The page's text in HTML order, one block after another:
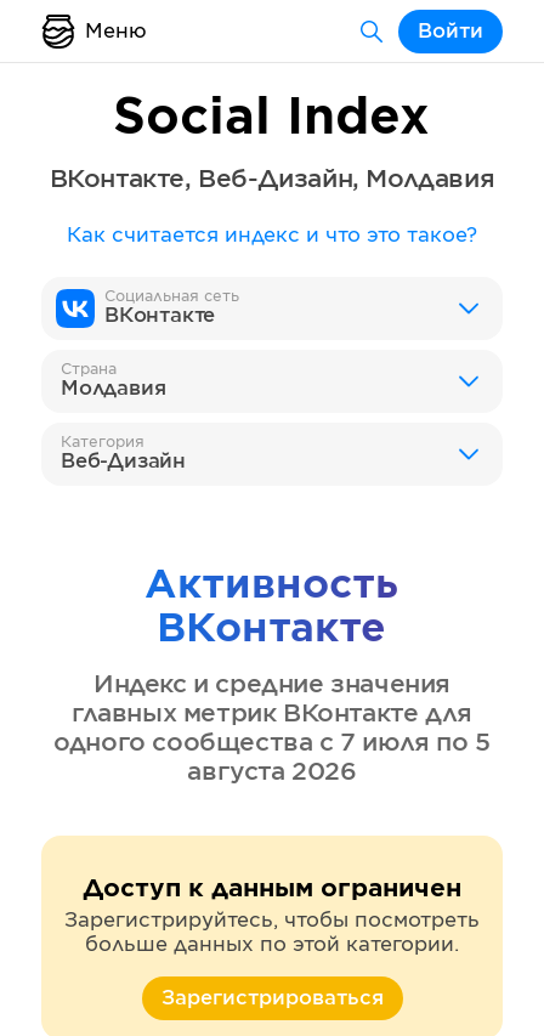
Меню Войти
Social Index
ВКонтакте, Веб-Дизайн, Молдавия
Как считается индекс и что это такое?
Социальная сеть
ВКонтакте
Страна
Молдавия
Категория
Веб-Дизайн
Активность
ВКонтакте
Индекс и средние значения
главных метрик ВКонтакте для
одного сообщества с 7 июля по 5
августа 2026
Доступ к данным ограничен
Зарегистрируйтесь, чтобы посмотреть
больше данных по этой категории.
Зарегистрироваться